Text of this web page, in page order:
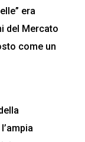
era
del Mercato
come un